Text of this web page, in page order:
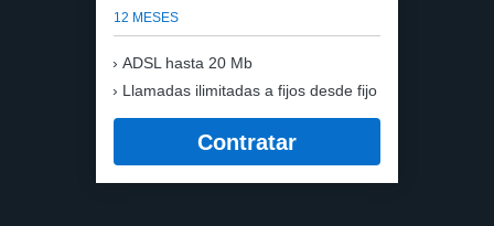
12 MESES
ADSL hasta 20 Mb
Llamadas ilimitadas a fijos desde fijo
Contratar